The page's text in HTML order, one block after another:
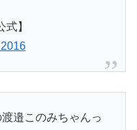
】
邉このみちゃんっ